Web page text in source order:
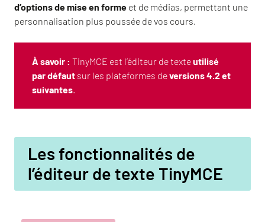
d’options de mise en forme et de médias, permettant une
personnalisation plus poussée de vos cours.
À savoir : TinyMCE est l’éditeur de texteutilisé
par défaut sur les plateformes deversions 4.2 et
suivantes.
Les fonctionnalités de
l’éditeur de texte TinyMCE